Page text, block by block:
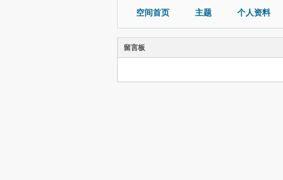
空间首页 主题 个人资料
留言板